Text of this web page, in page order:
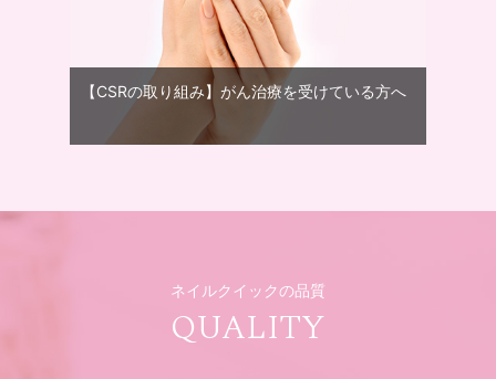
【CSRの取り組み】がん治療を受けている方へ
ネイルクイックの品質
QUALITY